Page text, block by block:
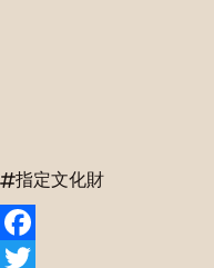
指定文化財
Facebook